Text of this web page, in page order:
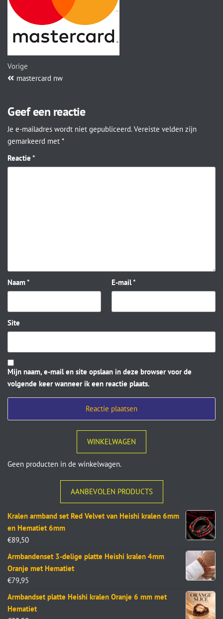
Vorige
mastercard nw
Geef een reactie
Je e-mailadres wordt niet gepubliceerd. Vereiste velden zijn
gemarkeerd met *
Reactie *
Naam* E-mail*
Site
Mijn naam, e-mail en site opslaan in deze browser voor de
volgende keer wanneer ik een reactie plaats.
WINKELWAGEN
Geen producten in de winkelwagen.
AANBEVOLEN PRODUCTS
Kralen armband set Red Velvet van Heishi kralen 6mm
en Hematiet 6mm
€89,50
Armbandenset 3-delige platte Heishi kralen 4mm
Oranje met Hematiet
€79,95
Armbandset platte Heishi kralen Oranje 6 mm met
Hematiet